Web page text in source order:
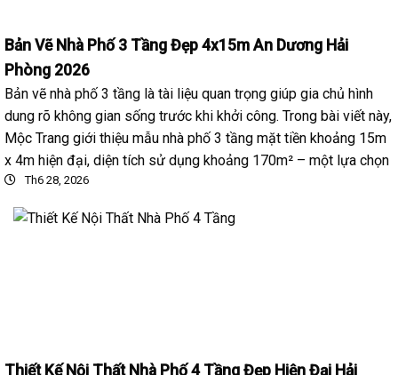
Bản Vẽ Nhà Phố 3 Tầng Đẹp 4x15m An Dương Hải
Phòng 2026
Bản vẽ nhà phố 3 tầng là tài liệu quan trọng giúp gia chủ hình
dung rõ không gian sống trước khi khởi công. Trong bài viết này,
Mộc Trang giới thiệu mẫu nhà phố 3 tầng mặt tiền khoảng 15m
x 4m hiện đại, diện tích sử dụng khoảng 170m² – một lựa chọn
Th6 28, 2026
Thiết Kế Nội Thất Nhà Phố 4 Tầng Đẹp Hiện Đại Hải